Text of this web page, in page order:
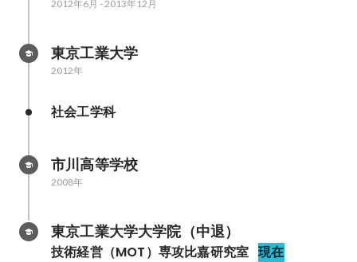
2012年6月 -2013年12月
東京工業大学
2012年
社会工学科
市川高等学校
2008年
東京工業大学大学院（中退）
技術経営（MOT）専攻比嘉研究室 現在